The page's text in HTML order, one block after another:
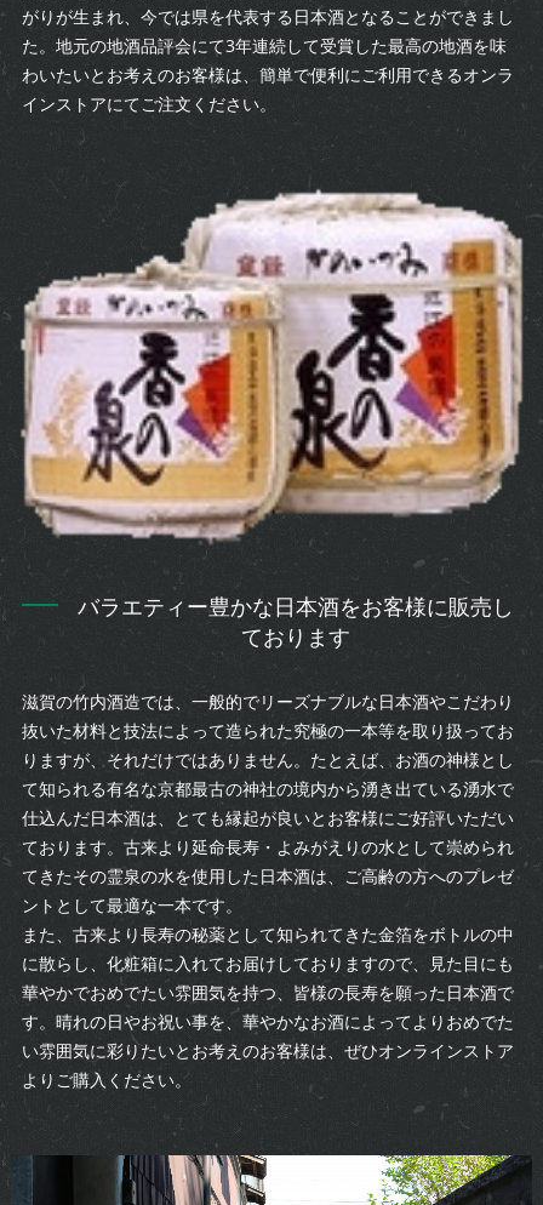
がりが生まれ、今では県を代表する日本酒となることができまし
た。地元の地酒品評会にて3年連続して受賞した最高の地酒を味
わいたいとお考えのお客様は、簡単で便利にご利用できるオンラ
インストアにてご注文ください。
バラエティー豊かな日本酒をお客様に販売し
ております
滋賀の竹内酒造では、一般的でリーズナブルな日本酒やこだわり
抜いた材料と技法によって造られた究極の一本等を取り扱ってお
りますが、それだけではありません。たとえば、お酒の神様とし
て知られる有名な京都最古の神社の境内から湧き出ている湧水で
仕込んだ日本酒は、とても縁起が良いとお客様にご好評いただい
ております。古来より延命長寿・よみがえりの水として崇められ
てきたその霊泉の水を使用した日本酒は、ご高齢の方へのプレゼ
ントとして最適な一本です。
また、古来より長寿の秘薬として知られてきた金箔をボトルの中
に散らし、化粧箱に入れてお届けしておりますので、見た目にも
華やかでおめでたい雰囲気を持つ、皆様の長寿を願った日本酒で
す。晴れの日やお祝い事を、華やかなお酒によってよりおめでた
い雰囲気に彩りたいとお考えのお客様は、ぜひオンラインストア
よりご購入ください。